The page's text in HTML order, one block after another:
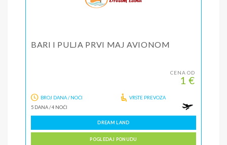
BARI I PULJA PRVI MAJ AVIONOM
CENA OD
1 €
BROJ DANA / NOĆI
5 DANA/4 NOĆI
VRSTE PREVOZA
DREAM LAND
POGLEDAJ PONUDU